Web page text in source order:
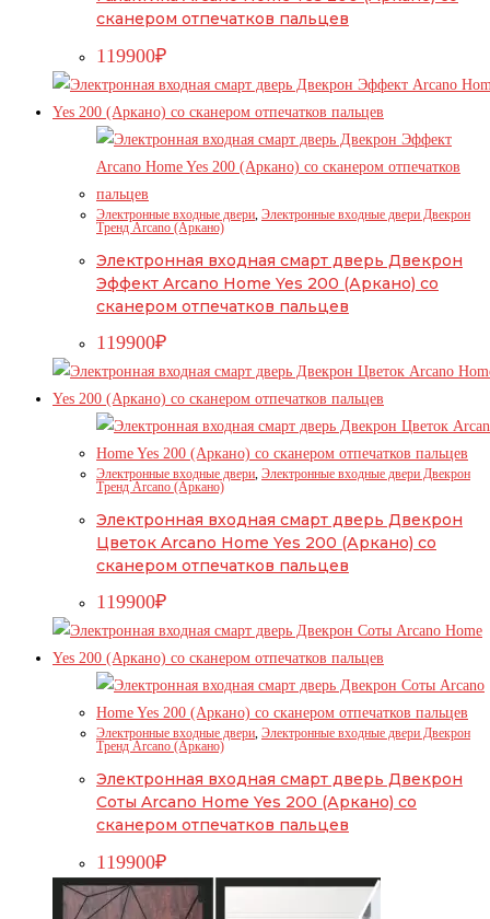
сканером отпечатков пальцев
119900₽
Электронные входные двери, Электронные входные двери Двекрон
Тренд Arcano (Аркано)
Электронная входная смарт дверь Двекрон
Эффект Arcano Home Yes 200 (Аркано) со
сканером отпечатков пальцев
119900₽
Электронные входные двери, Электронные входные двери Двекрон
Тренд Arcano (Аркано)
Электронная входная смарт дверь Двекрон
Цветок Arcano Home Yes 200 (Аркано) со
сканером отпечатков пальцев
119900₽
Электронные входные двери, Электронные входные двери Двекрон
Тренд Arcano (Аркано)
Электронная входная смарт дверь Двекрон
Соты Arcano Home Yes 200 (Аркано) со
сканером отпечатков пальцев
119900₽